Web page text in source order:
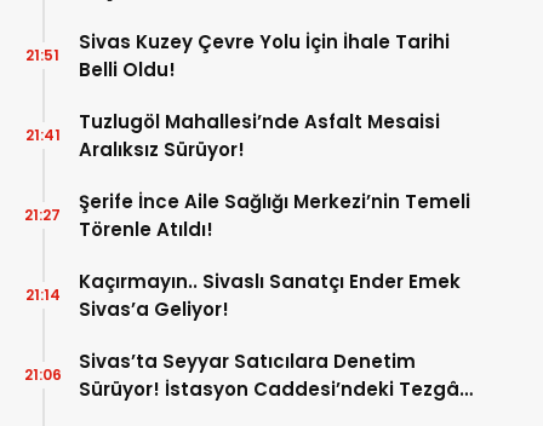
Sivas Kuzey Çevre Yolu İçin İhale Tarihi
Belli Oldu!
21:51
Tuzlugöl Mahallesi’nde Asfalt Mesaisi
Aralıksız Sürüyor!
21:41
Şerife İnce Aile Sağlığı Merkezi’nin Temeli
Törenle Atıldı!
21:27
Kaçırmayın.. Sivaslı Sanatçı Ender Emek
Sivas’a Geliyor!
21:14
Sivas’ta Seyyar Satıcılara Denetim
Sürüyor! İstasyon Caddesi’ndeki Tezgâh
21:06